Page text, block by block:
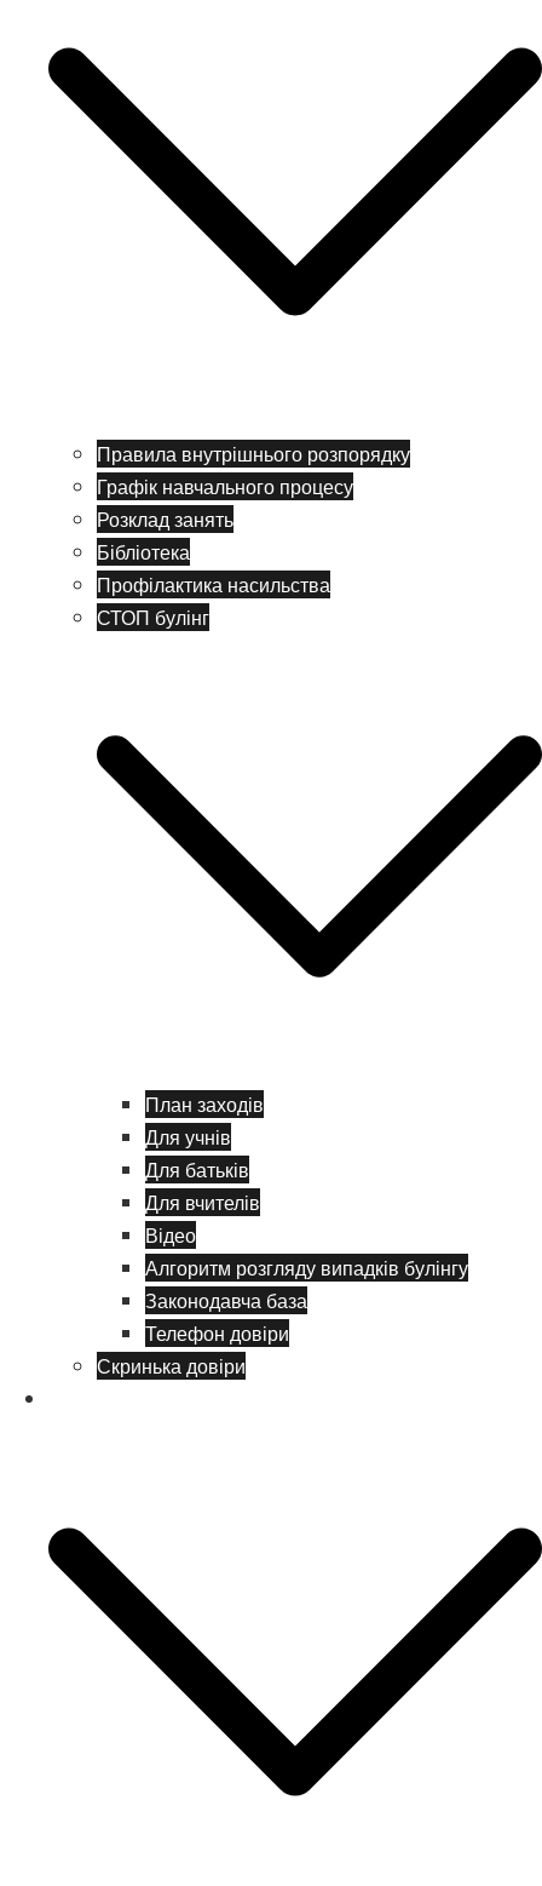
Правила внутрішнього розпорядку
Графік навчального процесу
Розклад занять
Бібліотека
Профілактика насильства
СТОП булінг
План заходів
Для учнів
Для батьків
Для вчителів
Відео
Алгоритм розгляду випадків булінгу
Законодавча база
Телефон довіри
Скринька довіри